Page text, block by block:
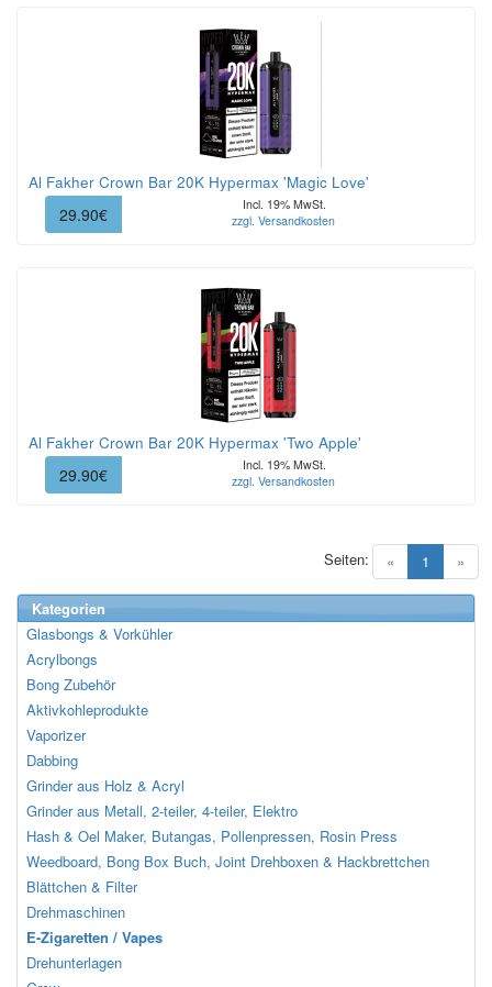
Al Fakher Crown Bar 20K Hypermax 'Magic Love'
29.90€
Incl. 19% MwSt.
zzgl. Versandkosten
Al Fakher Crown Bar 20K Hypermax 'Two Apple'
29.90€
Incl. 19% MwSt.
zzgl. Versandkosten
« 1 (current)
»
Seiten:
Kategorien
Glasbongs & Vorkühler
Acrylbongs
Bong Zubehör
Aktivkohleprodukte
Vaporizer
Dabbing
Grinder aus Holz & Acryl
Grinder aus Metall, 2-teiler, 4-teiler, Elektro
Hash & Oel Maker, Butangas, Pollenpressen, Rosin Press
Weedboard, Bong Box Buch, Joint Drehboxen & Hackbrettchen
Blättchen & Filter
Drehmaschinen
E-Zigaretten / Vapes
Drehunterlagen